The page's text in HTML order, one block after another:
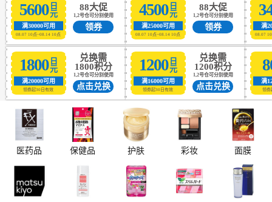
5600日元
满30000可用
08.07 10点~08.14 10点
88大促
1,2号仓可分别使用
领券
4500日元
满25000可用
08.07 10点~08.14 10点
88大促
1,2号仓可分别使用
领券 满
08.07
1800日元
满20000可用
领券起30日有效
兑换需
1800积分
1,2号仓可分别使用
点击兑换
1200日元
满16000可用
领券起30日有效
兑换需
1200积分
1,2号仓可分别使用
点击兑换
满
领券
医药品 保健品 护肤 彩妆 面膜